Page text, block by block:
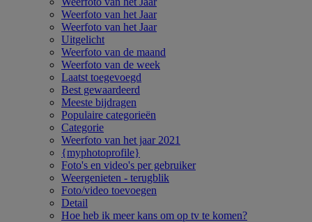
Weerfoto van het Jaar
Weerfoto van het Jaar
Uitgelicht
Weerfoto van de maand
Weerfoto van de week
Laatst toegevoegd
Best gewaardeerd
Meeste bijdragen
Populaire categorieën
Categorie
Weerfoto van het jaar 2021
{myphotoprofile}
Foto's en video's per gebruiker
Weergenieten - terugblik
Foto/video toevoegen
Detail
Hoe heb ik meer kans om op tv te komen?